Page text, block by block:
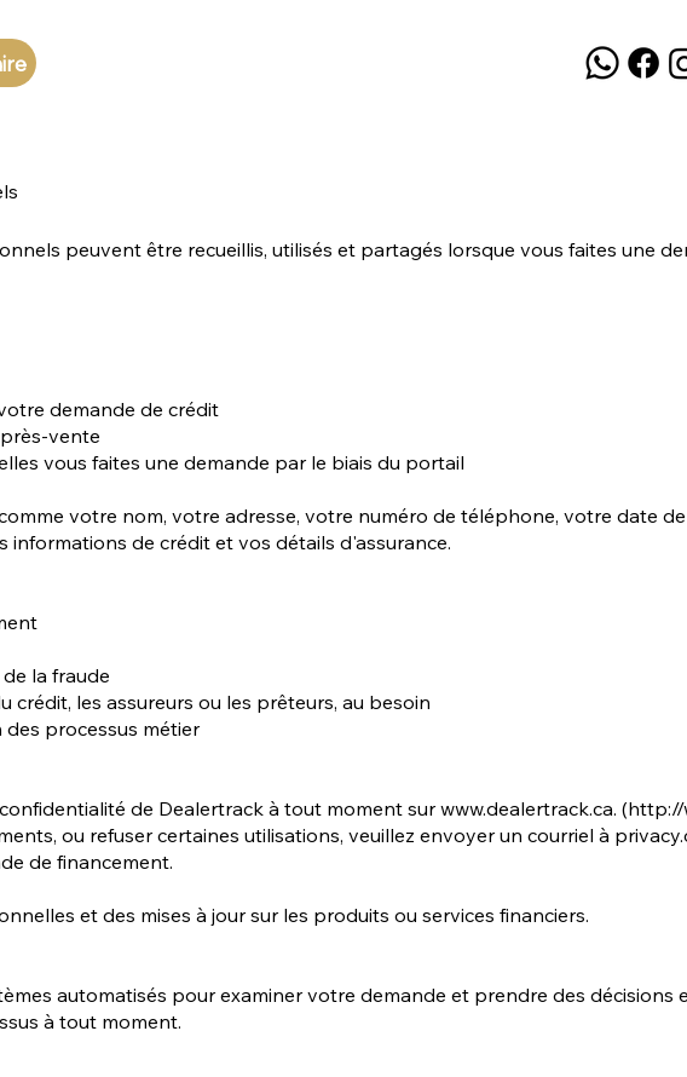
peuvent être recueillis, utilisés et partagés lorsque vous faites une
demande de crédit
vente
vous faites une demande par le biais du portail
votre nom, votre adresse, votre numéro de téléphone, votre date
de crédit et vos détails d'assurance.
la fraude
crédit, les assureurs ou les prêteurs, au besoin
des processus métier
de Dealertrack à tout moment surwww.dealertrack.ca. (http://
ou refuser certaines utilisations, veuillez envoyer un courriel à
de financement.
et des mises à jour sur les produits ou services financiers.
automatisés pour examiner votre demande et prendre des décisions
à tout moment.